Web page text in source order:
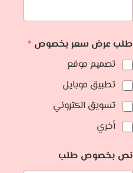
طلب عرض سعر بخصوص *
تصميم موقع
تطبيق موبايل
تسويق الكتروني
أخري
نص بخصوص طلب